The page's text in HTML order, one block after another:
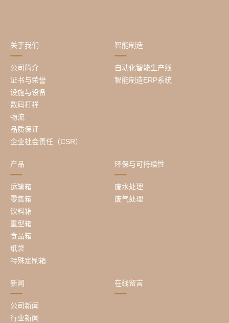
关于我们
公司简介
证书与荣誉
设施与设备
数码打样
物流
品质保证
企业社会责任（CSR）
智能制造
自动化智能生产线
智能制造ERP系统
产品
运输箱
零售箱
饮料箱
重型箱
食品箱
纸袋
特殊定制箱
环保与可持续性
废水处理
废气处理
新闻
公司新闻
行业新闻
在线留言